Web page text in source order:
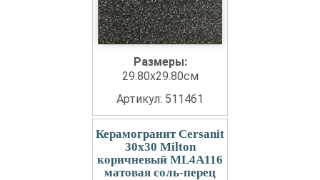
Размеры:
29.80x29.80см
Артикул: 511461
Керамогранит Cersanit
30x30 Milton
коричневый ML4A116
матовая соль-перец